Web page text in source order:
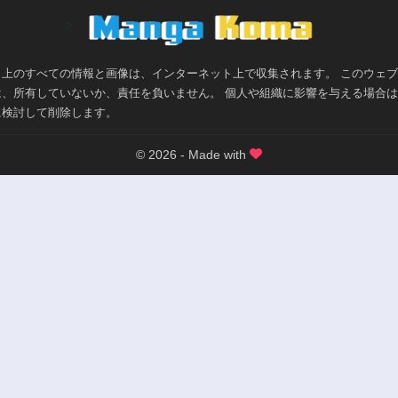
のすべての情報と画像は、インターネット上で収集されます。 このウェ
所有していないか、責任を負いません。 個人や組織に影響を与える場合
討して削除します。
© 2026 - Made with